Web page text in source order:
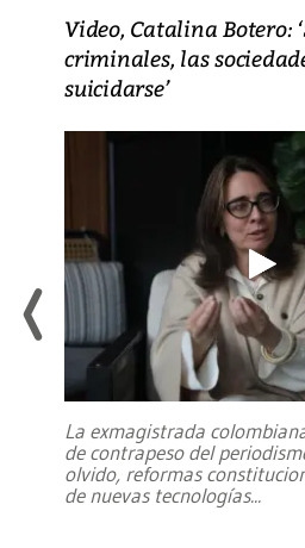
Video, Catalina Botero:
criminales, las
suicidarse’
La exmagistrada
de contrapeso del
olvido, reformas
de nuevas tecnologías...